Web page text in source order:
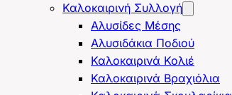
Καλοκαιρινή Συλλογή
Αλυσίδες Μέσης
Αλυσιδάκια Ποδιού
Καλοκαιρινά Κολιέ
Καλοκαιρινά Βραχιόλια